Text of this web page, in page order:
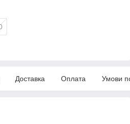
Доставка Оплата Умови